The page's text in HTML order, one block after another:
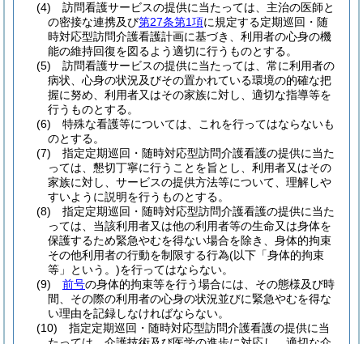
(4)
訪問看護サービスの提供に当たっては、主治の医師と
の密接な連携及び第27条第1項に規定する定期巡回・随
時対応型訪問介護看護計画に基づき、利用者の心身の機
能の維持回復を図るよう適切に行うものとする。
(5)
訪問看護サービスの提供に当たっては、常に利用者の
病状、心身の状況及びその置かれている環境の的確な把
握に努め、利用者又はその家族に対し、適切な指導等を
行うものとする。
(6)
特殊な看護等については、これを行ってはならないも
のとする。
(7)
指定定期巡回・随時対応型訪問介護看護の提供に当た
っては、懇切丁寧に行うことを旨とし、利用者又はその
家族に対し、サービスの提供方法等について、理解しや
すいように説明を行うものとする。
(8)
指定定期巡回・随時対応型訪問介護看護の提供に当た
っては、当該利用者又は他の利用者等の生命又は身体を
保護するため緊急やむを得ない場合を除き、身体的拘束
その他利用者の行動を制限する行為(以下「身体的拘束
等」という。)を行ってはならない。
(9)
前号の身体的拘束等を行う場合には、その態様及び時
間、その際の利用者の心身の状況並びに緊急やむを得な
い理由を記録しなければならない。
(10)
指定定期巡回・随時対応型訪問介護看護の提供に当